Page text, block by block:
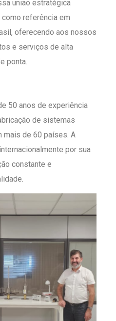
união estratégica
referência em
oferecendo aos nossos
e serviços de alta
ponta.
50 anos de experiência
de sistemas
mais de 60 países. A
por sua
constante e